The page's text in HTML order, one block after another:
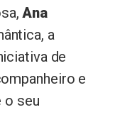
Ana
a
de
e
o seu